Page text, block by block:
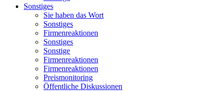
Sonstiges
Sie haben das Wort
Sonstiges
Firmenreaktionen
Sonstiges
Sonstige
Firmenreaktionen
Firmenreaktionen
Preismonitoring
Öffentliche Diskussionen